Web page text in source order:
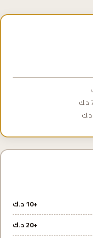
+10 د.ك
+20 د.ك